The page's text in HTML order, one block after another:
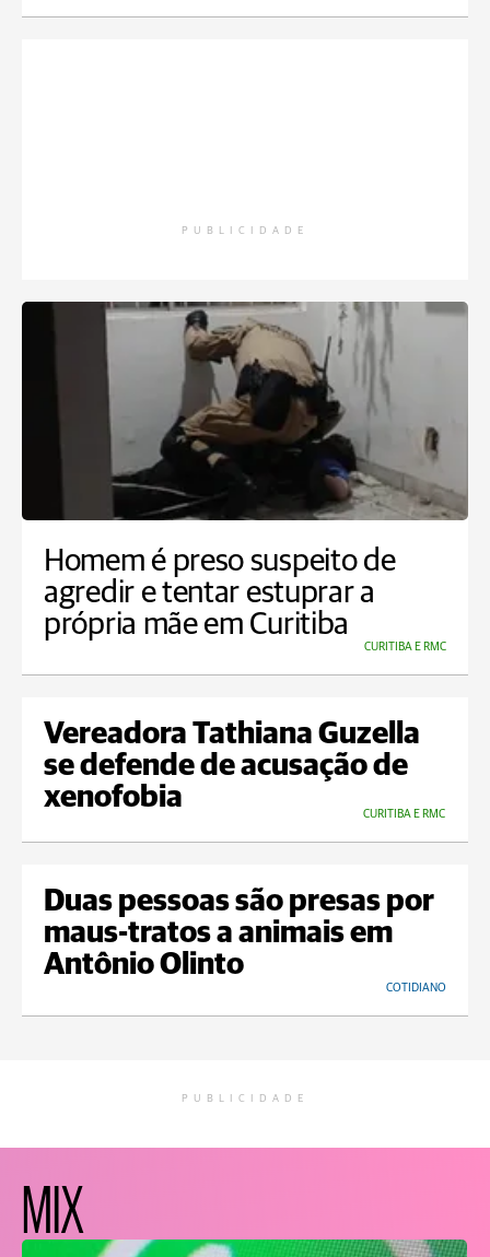
PUBLICIDADE
Homem é preso suspeito de
agredir e tentar estuprar a
própria mãe em Curitiba
CURITIBA E RMC
Vereadora Tathiana Guzella
se defende de acusação de
xenofobia
CURITIBA E RMC
Duas pessoas são presas por
maus-tratos a animais em
Antônio Olinto
COTIDIANO
PUBLICIDADE
MIX